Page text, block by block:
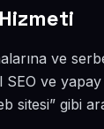
ve
ve
sitesi” gibi